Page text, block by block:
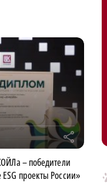
r
– победители
проекты России»